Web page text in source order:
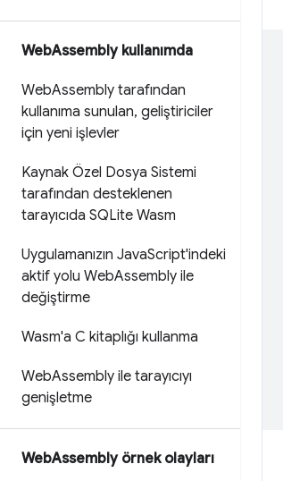
WebAssembly kullanımda
WebAssembly tarafından
kullanıma sunulan, geliştiriciler
için yeni işlevler
Kaynak Özel Dosya Sistemi
tarafından desteklenen
tarayıcıda SQLite Wasm
Uygulamanızın JavaScript'indeki
aktif yolu WebAssembly ile
değiştirme
Wasm'a C kitaplığı kullanma
WebAssembly ile tarayıcıyı
genişletme
WebAssembly örnek olayları